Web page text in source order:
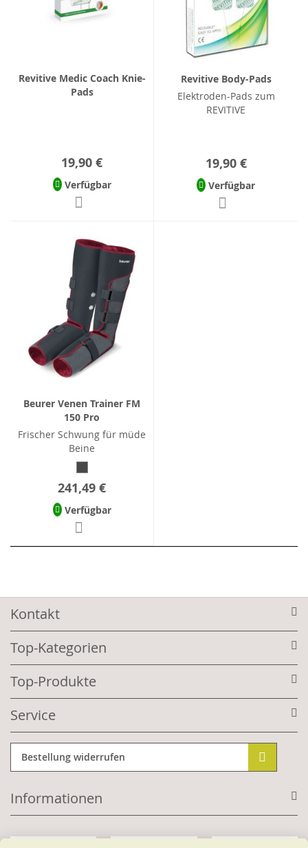
Revitive Medic Coach Knie-
Pads
19,90 €
Verfügbar
Revitive Body-Pads
Elektroden-Pads zum
REVITIVE
19,90 €
Verfügbar
Beurer Venen Trainer FM
150 Pro
Frischer Schwung für müde
Beine
241,49 €
Verfügbar
Kontakt
Top-Kategorien
Top-Produkte
Service
Bestellung widerrufen
Informationen